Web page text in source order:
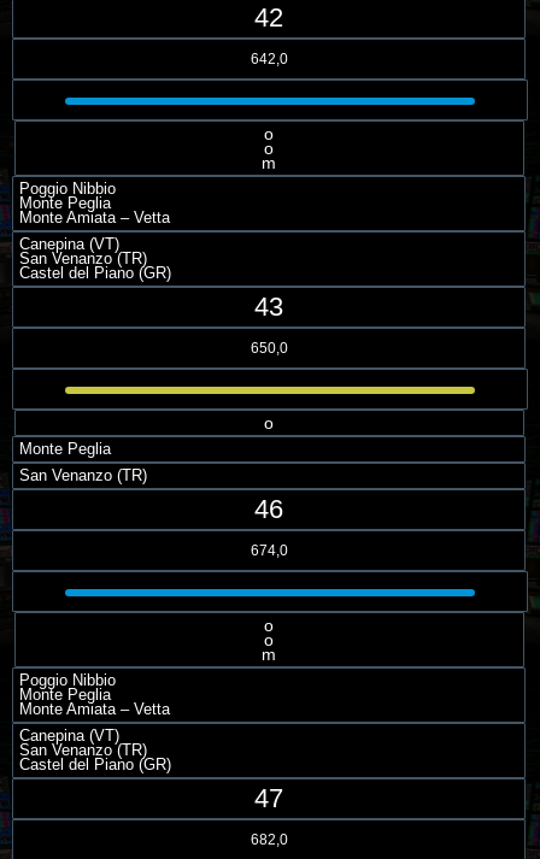
42
642,0
o
o
m
Poggio Nibbio
Monte Peglia
Monte Amiata – Vetta
Canepina (VT)
San Venanzo (TR)
Castel del Piano (GR)
43
650,0
o
Monte Peglia
San Venanzo (TR)
46
674,0
o
o
m
Poggio Nibbio
Monte Peglia
Monte Amiata – Vetta
Canepina (VT)
San Venanzo (TR)
Castel del Piano (GR)
47
682,0